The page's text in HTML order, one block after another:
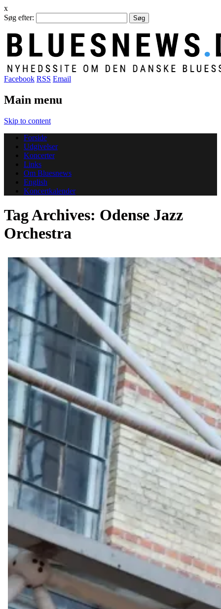
x
Søg efter:
Facebook RSS Email
Main menu
Skip to content
Forside
Udgivelser
Koncerter
Links
Om Bluesnews
English
Koncertkalender
Tag Archives: Odense Jazz
Orchestra